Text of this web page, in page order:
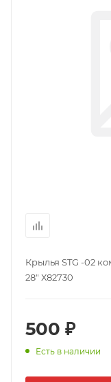
Крылья STG -02
28" Х82730
500 ₽
Есть в наличии